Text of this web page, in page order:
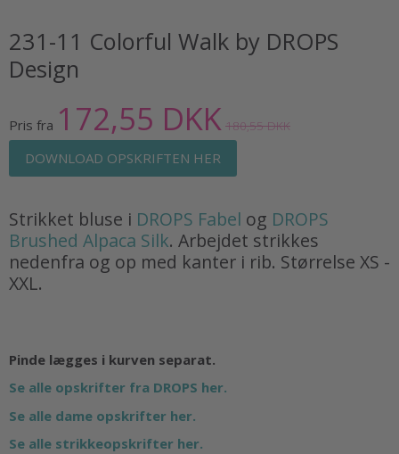
231-11 Colorful Walk by DROPS
Design
Pris fra 172,55 DKK 180,55 DKK
DOWNLOAD OPSKRIFTEN HER
Strikket bluse i DROPS Fabel og DROPS
Brushed Alpaca Silk. Arbejdet strikkes
nedenfra og op med kanter i rib. Størrelse XS -
XXL.
Pinde lægges i kurven separat.
Se alle opskrifter fra DROPS her.
Se alle dame opskrifter her.
Se alle strikkeopskrifter her.